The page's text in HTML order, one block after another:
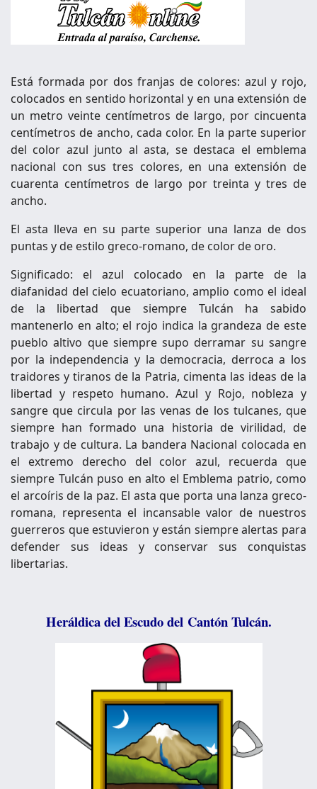
Está formada por dos franjas de colores: azul y rojo,
colocados en sentido horizontal y en una extensión de
un metro veinte centímetros de largo, por cincuenta
centímetros de ancho, cada color. En la parte superior
del color azul junto al asta, se destaca el emblema
nacional con sus tres colores, en una extensión de
cuarenta centímetros de largo por treinta y tres de
ancho.
El asta lleva en su parte superior una lanza de dos
puntas y de estilo greco-romano, de color de oro.
Significado: el azul colocado en la parte de la
diafanidad del cielo ecuatoriano, amplio como el ideal
de la libertad que siempre Tulcán ha sabido
mantenerlo en alto; el rojo indica la grandeza de este
pueblo altivo que siempre supo derramar su sangre
por la independencia y la democracia, derroca a los
traidores y tiranos de la Patria, cimenta las ideas de la
libertad y respeto humano. Azul y Rojo, nobleza y
sangre que circula por las venas de los tulcanes, que
siempre han formado una historia de virilidad, de
trabajo y de cultura. La bandera Nacional colocada en
el extremo derecho del color azul, recuerda que
siempre Tulcán puso en alto el Emblema patrio, como
el arcoíris de la paz. El asta que porta una lanza greco-
romana, representa el incansable valor de nuestros
guerreros que estuvieron y están siempre alertas para
defender sus ideas y conservar sus conquistas
libertarias.
Heráldica del Escudo del Cantón Tulcán.